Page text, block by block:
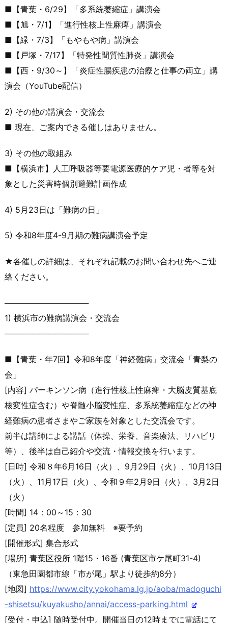
■【青葉・6/29】「多系統萎縮症」講演会
■【旭・7/1】「進行性核上性麻痺」講演会
■【緑・7/3】「もやもや病」講演会
■【戸塚・7/17】「特発性間質性肺炎」講演会
■【西・9/30～】「炎症性腸疾患の治療と仕事の両立」講
演会 （YouTube配信）
2) その他の講演会・交流会
■ 現在、ご案内できる催しはありません。
3) その他の取組み
■【横浜市】人工呼吸器等要電源医療的ケア児・者等を対
象とした災害時個別避難計画作成
4) 5月23日は「難病の日」
5) 令和8年度4-9月期の難病講演会予定
★各催しの詳細は、それぞれ記載のお問い合わせ先へご連
絡くださ い。
───────────────
1) 横浜市の難病講演会・交流会
───────────────
■【青葉・年7回】令和8年度「神経難病」交流会「青梨の
会」
[内容] パーキンソン病（進行性核上性麻痺・大脳皮質基底
核変性症含む） や脊髄小脳変性症、多系統萎縮症などの神
経難病の患者さまやご家族を対象とした交流会です。
前半は講師による講話（体操、栄養、音楽療法、リハビリ
等）、後半は自己紹介や交流・情報交換を行います。
[日時] 令和８年6月16日（火）、9月29日（火）、10月13日
（火 ）、11月17日（火）、令和９年2月9日（火）、3月2日
（火 ）
[時間] 14：00～15：30
[定員] 20名程度 参加無料 ※要予約
[開催形式] 集合形式
[場所] 青葉区役所 1階15・16番 (青葉区市ケ尾町31-4)
（東急田園都市線「市が尾」駅より徒歩約8分）
[地図] https://www.city.yokohama.lg.jp/aoba/madoguchi
-shisetsu/kuyakusho/annai/access-parking.html
[受付・申込] 随時受付中。開催当日の12時までに電話にて